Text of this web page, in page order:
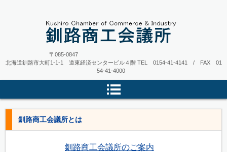
〒085-0847
北海道釧路市大町1-1-1 道東経済センタービル４階 TEL 0154-41-4141 / FAX 01
54-41-4000
釧路商工会議所とは
釧路商工会議所のご案内